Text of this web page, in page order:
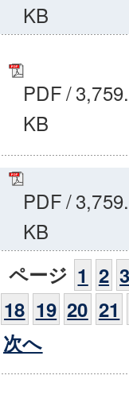
KB
PDF/
KB
PDF/
KB
ページ 1 2
18 19 20 21
次へ